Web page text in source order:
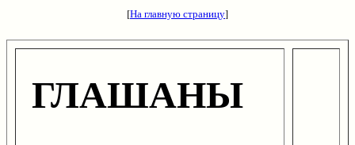
[На главную страницу]
ГЛАШАНЫ